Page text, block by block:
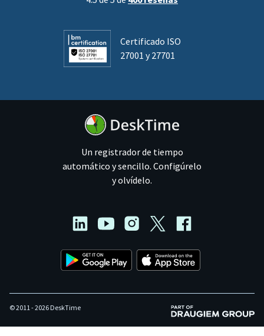
Certificado ISO
27001 y 27701
Un registrador de tiempo
automático y sencillo. Configúrelo
y olvídelo.
© 2011 - 2026 DeskTime